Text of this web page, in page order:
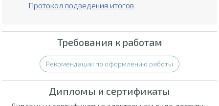
Протокол подведения итогов
Требования к работам
Рекомендации по оформлению работы
Дипломы и сертификаты